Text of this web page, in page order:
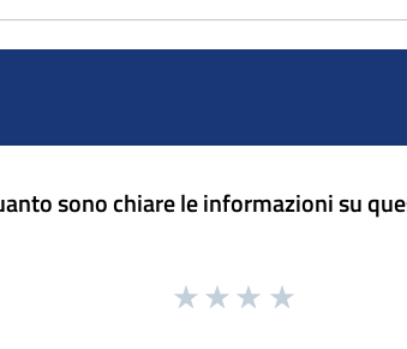
sono chiare le informazioni su